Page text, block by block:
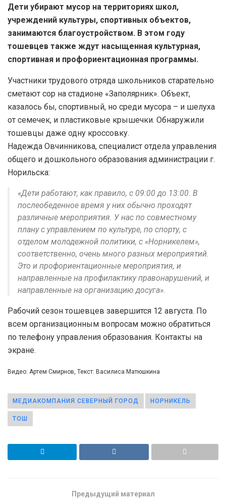
Дети убирают мусор на территориях школ,
учреждений культуры, спортивных объектов,
занимаются благоустройством. В этом году
тошевцев также ждут насыщенная культурная,
спортивная и профориентационная программы.
Участники трудового отряда школьников старательно
сметают сор на стадионе «Заполярник». Объект,
казалось бы, спортивный, но среди мусора – и шелуха
от семечек, и пластиковые крышечки. Обнаружили
тошевцы даже одну кроссовку.
Надежда Овчинникова, специалист отдела управления
общего и дошкольного образования администрации г.
Норильска:
«Дети работают, как правило, с 09:00 до 13:00. В
послеобеденное время у них обычно проходят
различные мероприятия. У нас по совместному
плану с управлением по культуре, по спорту, с
отделом молодежной политики, с «Норникелем»,
соответственно, очень много разных мероприятий.
Это и профориентационные мероприятия, и
направленные на профилактику правонарушений, и
направленные на организацию досуга».
Рабочий сезон тошевцев завершится 12 августа. По
всем организационным вопросам можно обратиться
по телефону управления образования. Контакты на
экране.
Видео: Артем Смирнов, Текст: Василиса Матюшкина
МЕДИАКОМПАНИЯ СЕВЕРНЫЙ ГОРОД НОРНИКЕЛЬ
ТОШ
Предыдущий материал